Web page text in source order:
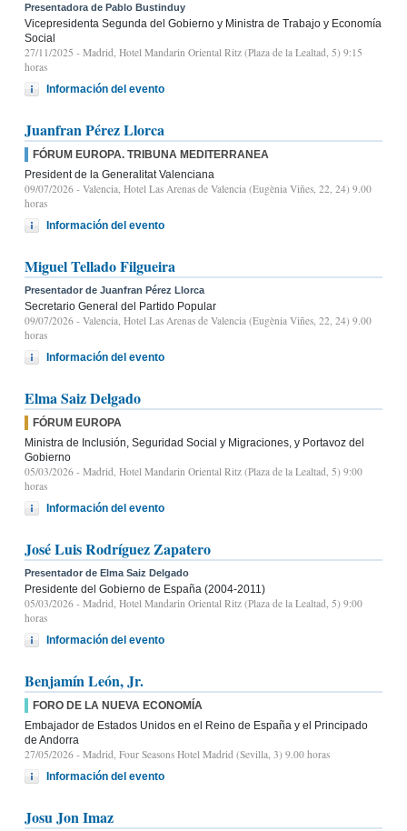
Presentadora de Pablo Bustinduy
Vicepresidenta Segunda del Gobierno y Ministra de Trabajo y Economía
Social
27/11/2025 - Madrid, Hotel Mandarin Oriental Ritz (Plaza de la Lealtad, 5) 9:15
horas
Información del evento
Juanfran Pérez Llorca
FÓRUM EUROPA. TRIBUNA MEDITERRANEA
President de la Generalitat Valenciana
09/07/2026 - Valencia, Hotel Las Arenas de Valencia (Eugènia Viñes, 22, 24) 9.00
horas
Información del evento
Miguel Tellado Filgueira
Presentador de Juanfran Pérez Llorca
Secretario General del Partido Popular
09/07/2026 - Valencia, Hotel Las Arenas de Valencia (Eugènia Viñes, 22, 24) 9.00
horas
Información del evento
Elma Saiz Delgado
FÓRUM EUROPA
Ministra de Inclusión, Seguridad Social y Migraciones, y Portavoz del
Gobierno
05/03/2026 - Madrid, Hotel Mandarin Oriental Ritz (Plaza de la Lealtad, 5) 9:00
horas
Información del evento
José Luis Rodríguez Zapatero
Presentador de Elma Saiz Delgado
Presidente del Gobierno de España (2004-2011)
05/03/2026 - Madrid, Hotel Mandarin Oriental Ritz (Plaza de la Lealtad, 5) 9:00
horas
Información del evento
Benjamín León, Jr.
FORO DE LA NUEVA ECONOMÍA
Embajador de Estados Unidos en el Reino de España y el Principado
de Andorra
27/05/2026 - Madrid, Four Seasons Hotel Madrid (Sevilla, 3) 9.00 horas
Información del evento
Josu Jon Imaz